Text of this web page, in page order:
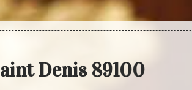
Denis 89100